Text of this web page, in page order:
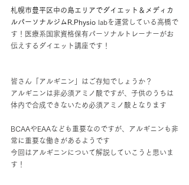
札幌市豊平区中の島エリアでダイエット ＆メディカ
ルパーソナルジムR.Physio labを運営している高橋で
す！医療系国家資格保有パーソナルトレーナーがお
伝えするダイエット講座です！
皆さん「アルギニン」はご存知でしょうか？
アルギニンは非必須アミノ酸ですが、子供のうちは
体内で合成できないため必須アミノ酸となります
BCAAやEAAなども重要なのですが、アルギニンも非
常に重要な働きがあるようです
今回はアルギニンについて解説していこうと思いま
す！